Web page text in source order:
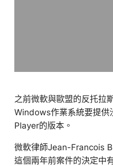
之前微軟與歐盟的反托拉
Windows作業系統要提
Player的版本。
微軟律師Jean-Francois
這個兩年前案件的決定中